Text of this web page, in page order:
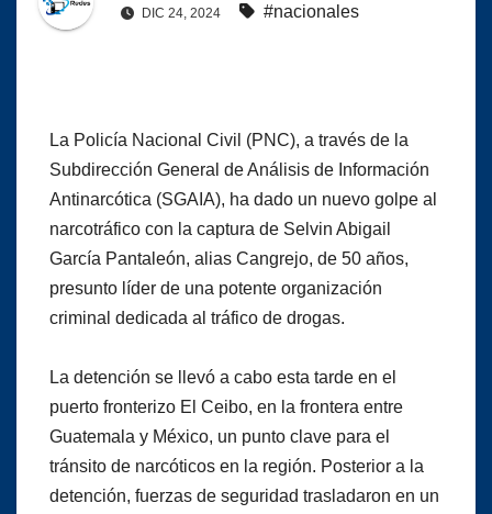
DIC 24, 2024 #nacionales
La Policía Nacional Civil (PNC), a través de la
Subdirección General de Análisis de Información
Antinarcótica (SGAIA), ha dado un nuevo golpe al
narcotráfico con la captura de Selvin Abigail
García Pantaleón, alias Cangrejo, de 50 años,
presunto líder de una potente organización
criminal dedicada al tráfico de drogas.
La detención se llevó a cabo esta tarde en el
puerto fronterizo El Ceibo, en la frontera entre
Guatemala y México, un punto clave para el
tránsito de narcóticos en la región. Posterior a la
detención, fuerzas de seguridad trasladaron en un